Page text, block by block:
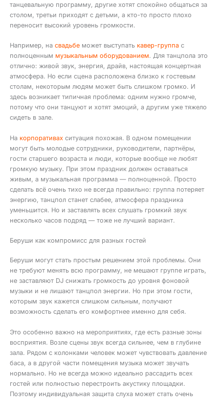
танцевальную программу, другие хотят спокойно общаться за
столом, третьи приходят с детьми, а кто-то просто плохо
переносит высокий уровень громкости.
Например, на свадьбе может выступать кавер-группа с
полноценным музыкальным оборудованием. Для танцпола это
отлично: живой звук, энергия, драйв, настоящая концертная
атмосфера. Но если сцена расположена близко к гостевым
столам, некоторым людям может быть слишком громко. И
здесь возникает типичная проблема: одним нужно громче,
потому что они танцуют и хотят эмоций, а другим уже тяжело
сидеть в зале.
На корпоративах ситуация похожая. В одном помещении
могут быть молодые сотрудники, руководители, партнёры,
гости старшего возраста и люди, которые вообще не любят
громкую музыку. При этом праздник должен оставаться
живым, а музыкальная программа — полноценной. Просто
сделать всё очень тихо не всегда правильно: группа потеряет
энергию, танцпол станет слабее, атмосфера праздника
уменьшится. Но и заставлять всех слушать громкий звук
несколько часов подряд — тоже не лучший вариант.
Беруши как компромисс для разных гостей
Беруши могут стать простым решением этой проблемы. Они
не требуют менять всю программу, не мешают группе играть,
не заставляют DJ снижать громкость до уровня фоновой
музыки и не лишают танцпол энергии. Но при этом гости,
которым звук кажется слишком сильным, получают
возможность сделать его комфортнее именно для себя.
Это особенно важно на мероприятиях, где есть разные зоны
восприятия. Возле сцены звук всегда сильнее, чем в глубине
зала. Рядом с колонками человек может чувствовать давление
баса, а в другой части помещения музыка может звучать
нормально. Но не всегда можно идеально рассадить всех
гостей или полностью перестроить акустику площадки.
Поэтому индивидуальная защита слуха может стать очень